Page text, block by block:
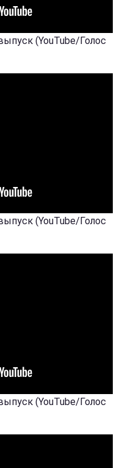
(YouTube/Голос
(YouTube/Голос
(YouTube/Голос